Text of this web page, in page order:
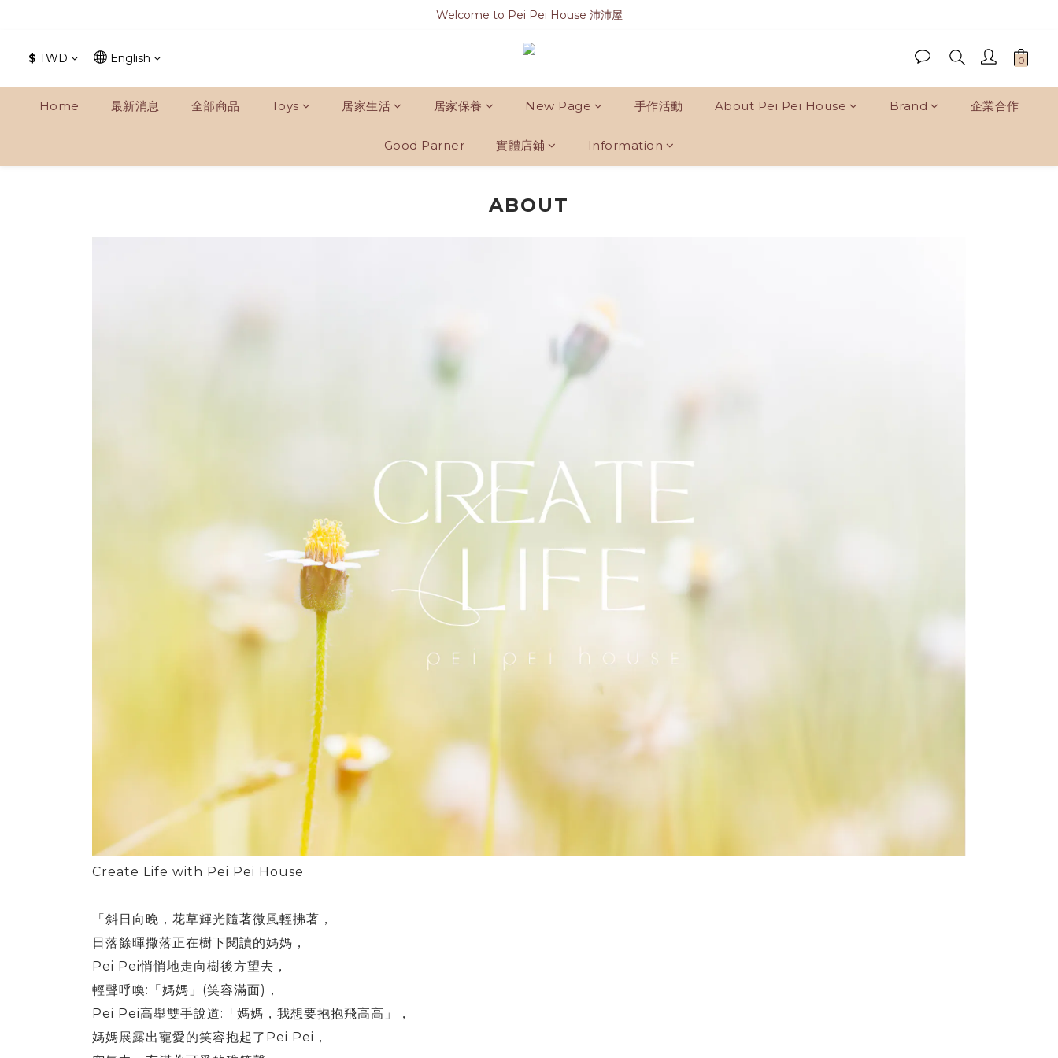
Welcome to Pei Pei House 沛沛屋
$ TWD English
Home 最新消息 全部商品 Toys 居家生活 居家保養 New Page 手作活動 About Pei Pei House Brand 企業合作
Good Parner 實體店鋪 Information
ABOUT
Create Life with Pei Pei House
「斜日向晚，花草輝光隨著微風輕拂著，
日落餘暉撒落正在樹下閱讀的媽媽，
Pei Pei悄悄地走向樹後方望去，
輕聲呼喚: 「媽媽」 (笑容滿面) ，
Pei Pei高舉雙手說道:
「媽媽，我想要抱抱飛高高」，
媽媽展露出寵愛的笑容抱起了 Pei Pei ，